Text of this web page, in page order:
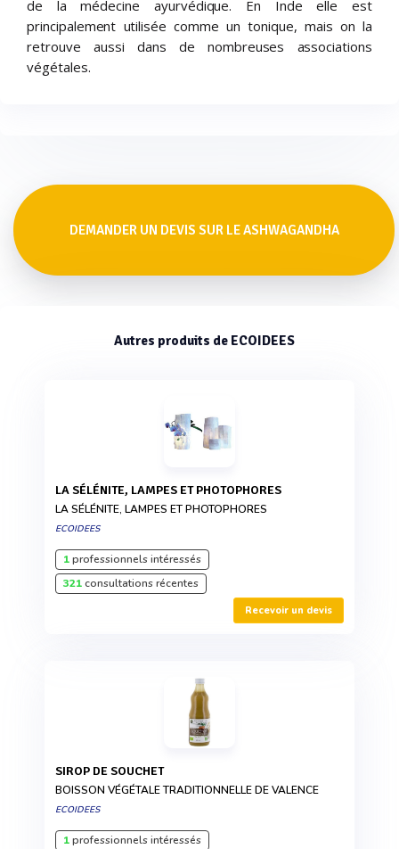
de la médecine ayurvédique. En Inde elle est
principalement utilisée comme un tonique, mais on la
retrouve aussi dans de nombreuses associations
végétales.
DEMANDER UN DEVIS SUR LE ASHWAGANDHA
Autres produits de ECOIDEES
LA SÉLÉNITE, LAMPES ET PHOTOPHORES
LA SÉLÉNITE, LAMPES ET PHOTOPHORES
ECOIDEES
1professionnels intéressés
321consultations récentes
Recevoir un devis
SIROP DE SOUCHET
BOISSON VÉGÉTALE TRADITIONNELLE DE VALENCE
ECOIDEES
1professionnels intéressés